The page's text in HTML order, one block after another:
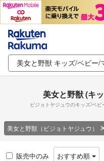
美女と野獣 (キ
ビジョトヤジュウのキッズ/ベ
美女と野獣（ビジョトヤジュウ）
販売中のみ おすすめ順